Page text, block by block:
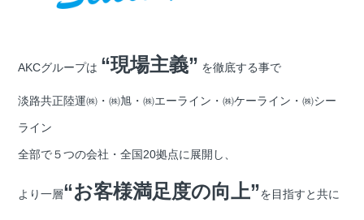
AKCグループは “現場主義” を徹底する事で
淡路共正陸運㈱・㈱旭・㈱エーライン・㈱ケーライン・㈱シー
ライン
全部で５つの会社・全国20拠点に展開し、
より一層“お客様満足度の向上”を目指すと共に